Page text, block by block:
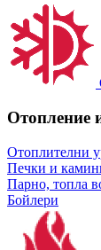
Отопление
Отоплителни
Печки и
Парно, топла
Бойлери